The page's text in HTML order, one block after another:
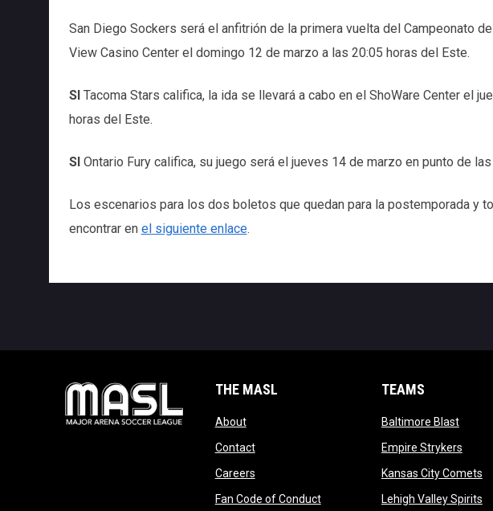
San Diego Sockers será el anfitrión de la primera vuelta del Campeonato
View Casino Center el domingo 12 de marzo a las 20:05 horas del Este.
SI Tacoma Stars califica, la ida se llevará a cabo en el ShoWare Center el
horas del Este.
SI Ontario Fury califica, su juego será el jueves 14 de marzo en punto de
Los escenarios para los dos boletos que quedan para la postemporada y
encontrar en el siguiente enlace.
THE MASL
Aboutopens in new window
Contactopens in new window
Careersopens in new window
Fan Code of Conductopens in new window
TEAMS
Baltimore Blastopens
Empire Strykers
Kansas City Comets
Lehigh Valley Spirits